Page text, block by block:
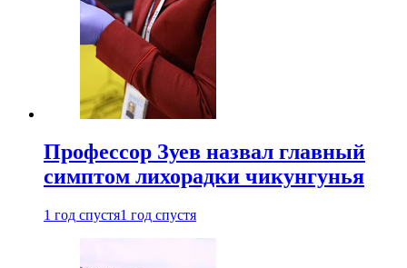
Профессор Зуев назвал главный
симптом лихорадки чикунгунья
1 год спустя1 год спустя